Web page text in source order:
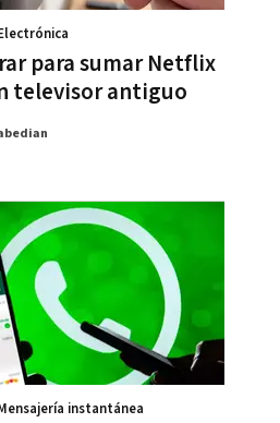
para sumar Netflix
televisor antiguo
instantánea